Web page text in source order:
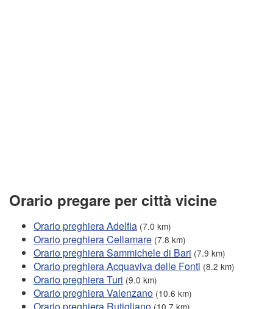
Orario pregare per città vicine
Orario preghiera Adelfia (7.0 km)
Orario preghiera Cellamare (7.8 km)
Orario preghiera Sammichele di Bari (7.9 km)
Orario preghiera Acquaviva delle Fonti (8.2 km)
Orario preghiera Turi (9.0 km)
Orario preghiera Valenzano (10.6 km)
Orario preghiera Rutigliano (10.7 km)